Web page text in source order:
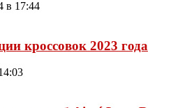
в 17:44
кроссовок 2023 года